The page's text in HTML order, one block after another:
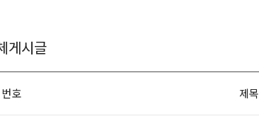
게시글
번호 제목